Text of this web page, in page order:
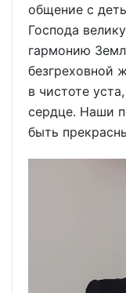
общение с
Господа
гармонию
безгреховной
в чистоте
сердце. Наши
быть